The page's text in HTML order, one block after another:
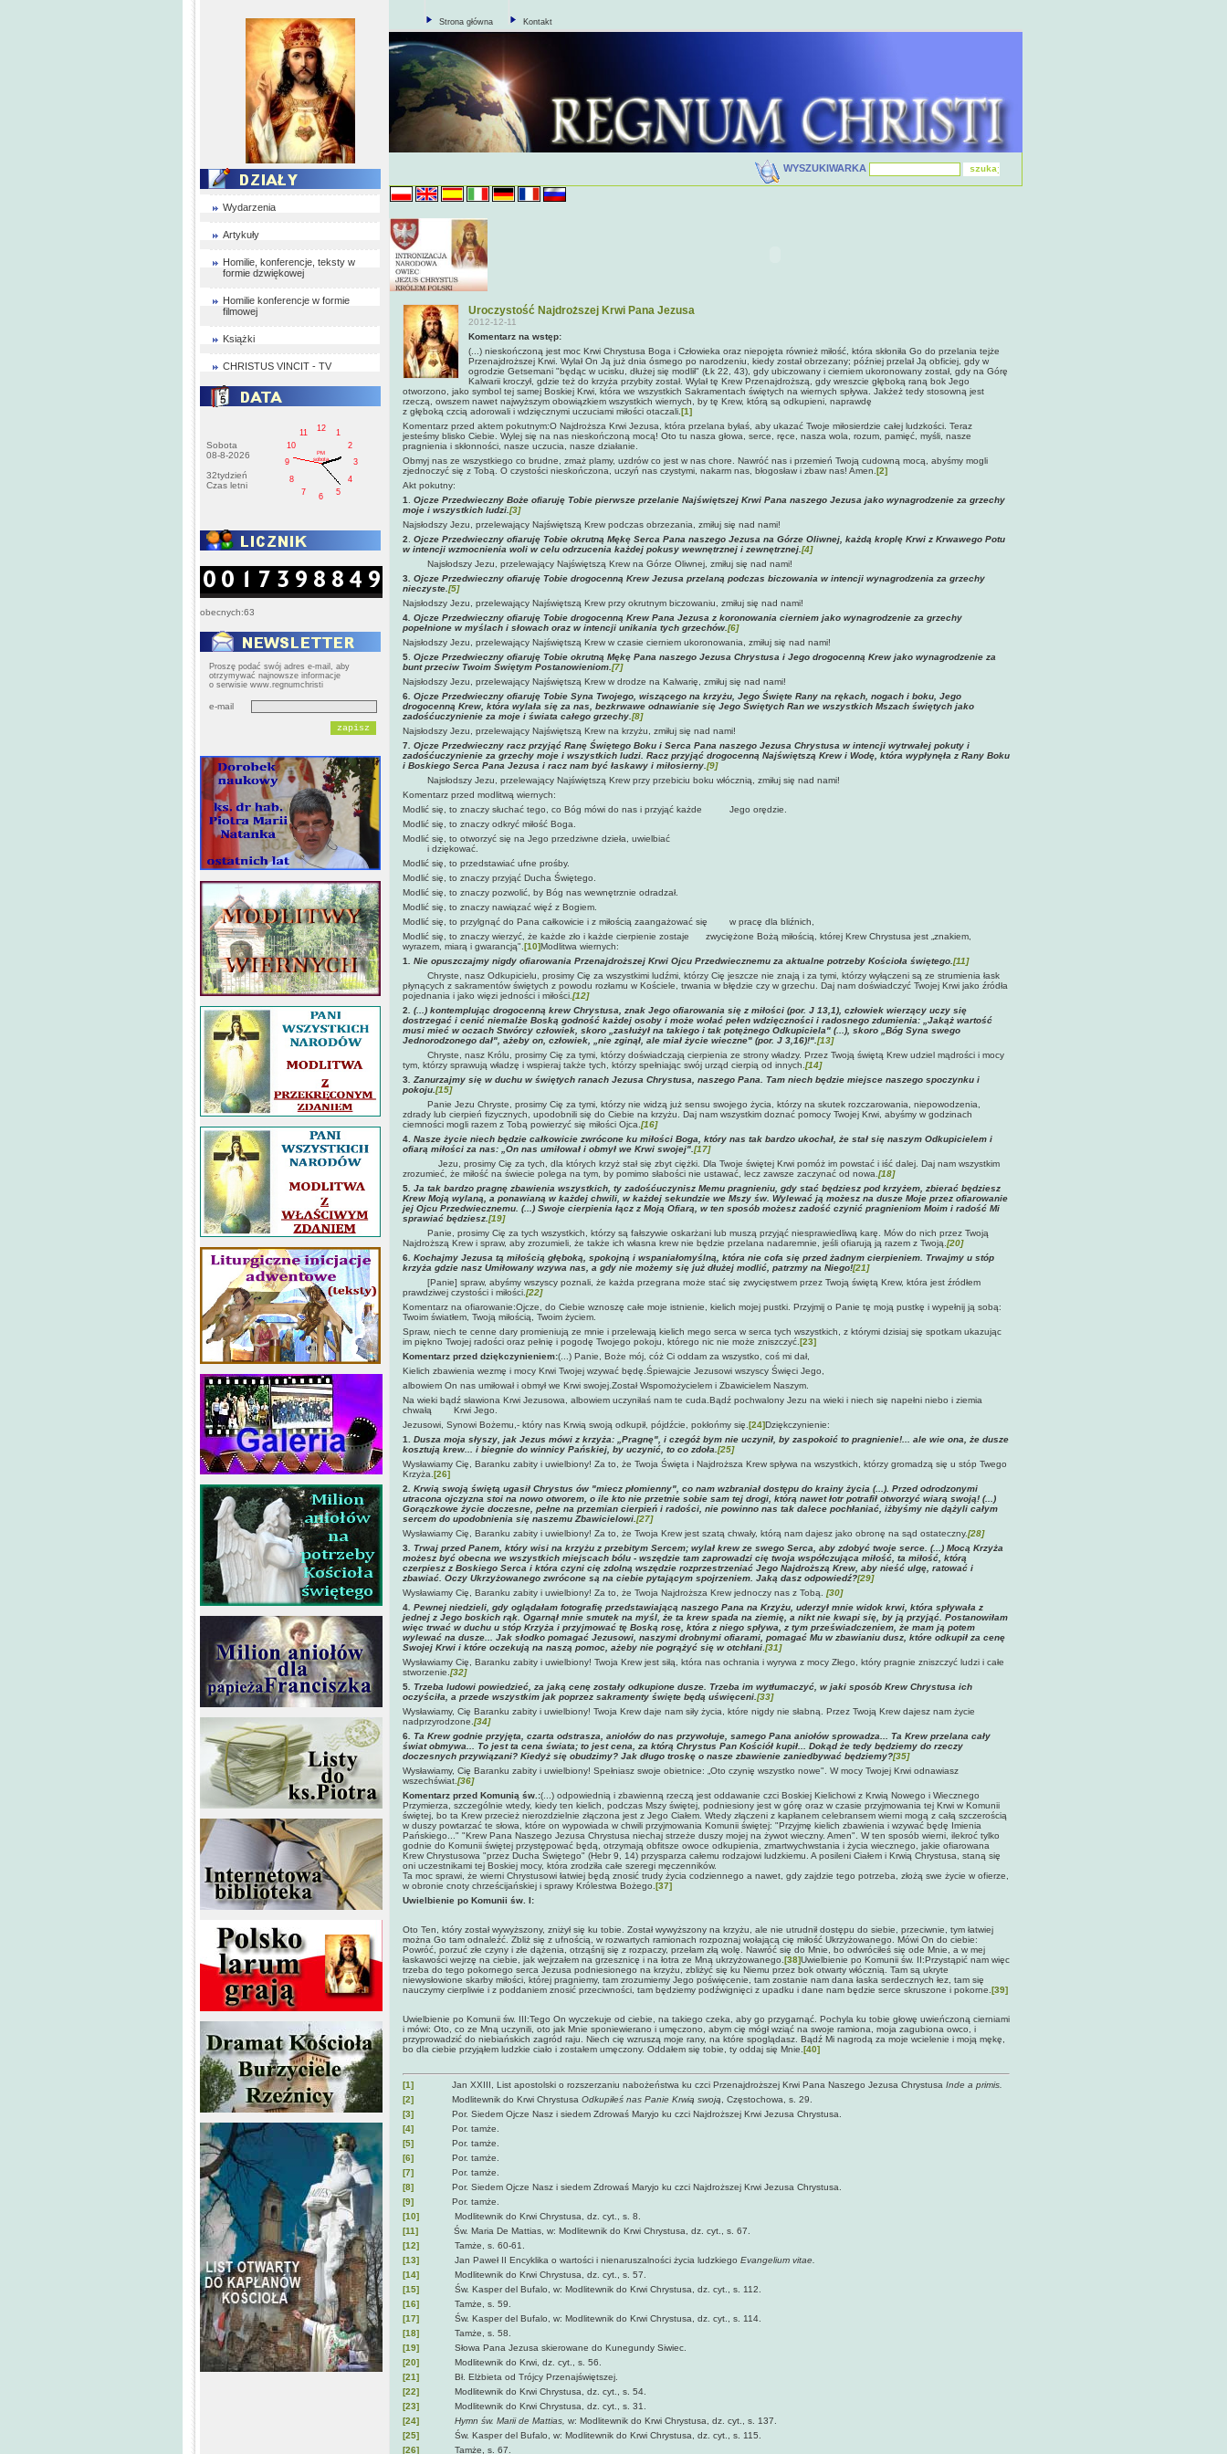
Wydarzenia
Artykuły
Homilie, konferencje, teksty w
formie dzwiękowej
Homilie konferencje w formie
filmowej
Książki
CHRISTUS VINCIT - TV
Sobota
08-8-2026
32tydzień
Czas letni
1
2
3
4
5
6
7
8
9
10
11
12
PM
sobota
obecnych:63
Proszę podać swój adres e-mail, aby
otrzymywać najnowsze informacje
o serwisie www.regnumchristi
e-mail
Strona główna Kontakt
WYSZUKIWARKA
Uroczystość Najdroższej Krwi Pana Jezusa
2012-12-11
Komentarz na wstęp:
(...) nieskończoną jest moc Krwi Chrystusa Boga i Człowieka oraz niepojęta również miłość, która skłoniła Go do przelania tejże
Przenajdroższej Krwi. Wylał On Ją już dnia ósmego po narodzeniu, kiedy został obrzezany; później przelał Ją obficiej, gdy w
ogrodzie Getsemani "będąc w ucisku, dłużej się modlił" (Łk 22, 43), gdy ubiczowany i cierniem ukoronowany został, gdy na Górę
Kalwarii kroczył, gdzie też do krzyża przybity został. Wylał tę Krew Przenajdroższą, gdy wreszcie głęboką raną bok Jego
otworzono, jako symbol tej samej Boskiej Krwi, która we wszystkich Sakramentach świętych na wiernych spływa. Jakżeż tedy stosowną jest
rzeczą, owszem nawet najwyższym obowiązkiem wszystkich wiernych, by tę Krew, którą są odkupieni, naprawdę
z głęboką czcią adorowali i wdzięcznymi uczuciami miłości otaczali. [1]
Komentarz przed aktem pokutnym:O Najdroższa Krwi Jezusa, która przelana byłaś, aby ukazać Twoje miłosierdzie całej ludzkości. Teraz
jesteśmy blisko Ciebie. Wylej się na nas nieskończoną mocą! Oto tu nasza głowa, serce, ręce, nasza wola, rozum, pamięć, myśli, nasze
pragnienia i skłonności, nasze uczucia, nasze działanie.
Obmyj nas ze wszystkiego co brudne, zmaż plamy, uzdrów co jest w nas chore. Nawróć nas i przemień Twoją cudowną mocą, abyśmy mogli
zjednoczyć się z Tobą. O czystości nieskończona, uczyń nas czystymi, nakarm nas, błogosław i zbaw nas! Amen. [2]
Akt pokutny:
1
Ojcze Przedwieczny Boże ofiaruję Tobie pierwsze przelanie Najświętszej Krwi Pana naszego Jezusa jako wynagrodzenie za grzechy
moje i wszystkich ludzi. [3]
Najsłodszy Jezu, przelewający Najświętszą Krew podczas obrzezania, zmiłuj się nad nami!
2
Ojcze Przedwieczny ofiaruję Tobie okrutną Mękę Serca Pana naszego Jezusa na Górze Oliwnej, każdą kroplę Krwi z Krwawego Potu
w intencji wzmocnienia woli w celu odrzucenia każdej pokusy wewnętrznej i zewnętrznej. [4]
Najsłodszy Jezu, przelewający Najświętszą Krew na Górze Oliwnej, zmiłuj się nad nami!
3 . Ojcze Przedwieczny ofiaruję Tobie drogocenną Krew Jezusa przelaną podczas biczowania w intencji wynagrodzenia za grzechy
nieczyste. [5]
Najsłodszy Jezu, przelewający Najświętszą Krew przy okrutnym biczowaniu, zmiłuj się nad nami!
4 . Ojcze Przedwieczny ofiaruję Tobie drogocenną Krew Pana Jezusa z koronowania cierniem jako wynagrodzenie za grzechy
popełnione w myślach i słowach oraz w intencji unikania tych grzechów. [6]
Najsłodszy Jezu, przelewający Najświętszą Krew w czasie cierniem ukoronowania, zmiłuj się nad nami!
5 Ojcze Przedwieczny ofiaruję Tobie okrutną Mękę Pana naszego Jezusa Chrystusa i Jego drogocenną Krew jako wynagrodzenie za
bunt przeciw Twoim Świętym Postanowieniom. [7]
Najsłodszy Jezu, przelewający Najświętszą Krew w drodze na Kalwarię, zmiłuj się nad nami!
6 . Ojcze Przedwieczny ofiaruję Tobie Syna Twojego, wiszącego na krzyżu, Jego Święte Rany na rękach, nogach i boku, Jego
drogocenną Krew, która wylała się za nas, bezkrwawe odnawianie się Jego Świętych Ran we wszystkich Mszach świętych jako
zadośćuczynienie za moje i świata całego grzechy. [8]
Najsłodszy Jezu, przelewający Najświętszą Krew na krzyżu, zmiłuj się nad nami!
7 . Ojcze Przedwieczny racz przyjąć Ranę Świętego Boku i Serca Pana naszego Jezusa Chrystusa w intencji wytrwałej pokuty i
zadośćuczynienie za grzechy moje i wszystkich ludzi. Racz przyjąć drogocenną Najświętszą Krew i Wodę, która wypłynęła z Rany Boku
i Boskiego Serca Pana Jezusa i racz nam być łaskawy i miłosierny. [9]
Najsłodszy Jezu, przelewający Najświętszą Krew przy przebiciu boku włócznią, zmiłuj się nad nami!
Komentarz przed modlitwą wiernych:
Modlić się, to znaczy słuchać tego, co Bóg mówi do nas i przyjąć każde Jego orędzie.
Modlić się, to znaczy odkryć miłość Boga.
Modlić się, to otworzyć się na Jego przedziwne dzieła, uwielbiać
i dziękować.
Modlić się, to przedstawiać ufne prośby.
Modlić się, to znaczy przyjąć Ducha Świętego.
Modlić się, to znaczy pozwolić, by Bóg nas wewnętrznie odradzał.
Modlić się, to znaczy nawiązać więź z Bogiem.
Modlić się, to przylgnąć do Pana całkowicie i z miłością zaangażować się w pracę dla bliźnich,
Modlić się, to znaczy wierzyć, że każde zło i każde cierpienie zostaje zwyciężone Bożą miłością, której Krew Chrystusa jest „znakiem,
wyrazem, miarą i gwarancją". [10]Modlitwa wiernych:
1
. Nie opuszczajmy nigdy ofiarowania Przenajdroższej Krwi Ojcu Przedwiecznemu za aktualne potrzeby Kościoła świętego. [11]
Chryste, nasz Odkupicielu, prosimy Cię za wszystkimi ludźmi, którzy Cię jeszcze nie znają i za tymi, którzy wyłączeni są ze strumienia łask
płynących z sakramentów świętych z powodu rozłamu w Kościele, trwania w błędzie czy w grzechu. Daj nam doświadczyć Twojej Krwi jako źródła
pojednania i jako więzi jedności i miłości. [12]
2 . (...) kontemplując drogocenną krew Chrystusa, znak Jego ofiarowania się z miłości (por. J 13,1), człowiek wierzący uczy się
dostrzegać i cenić niemalże Boską godność każdej osoby i może wołać pełen wdzięczności i radosnego zdumienia: „Jakąż wartość
musi mieć w oczach Stwórcy człowiek, skoro „zasłużył na takiego i tak potężnego Odkupiciela" (...), skoro „Bóg Syna swego
Jednorodzonego dał", ażeby on, człowiek, „nie zginął, ale miał życie wieczne" (por. J 3,16)!". [13]
Chryste, nasz Królu, prosimy Cię za tymi, którzy doświadczają cierpienia ze strony władzy. Przez Twoją świętą Krew udziel mądrości i mocy
tym, którzy sprawują władzę i wspieraj także tych, którzy spełniając swój urząd cierpią od innych. [14]
3 . Zanurzajmy się w duchu w świętych ranach Jezusa Chrystusa, naszego Pana. Tam niech będzie miejsce naszego spoczynku i
pokoju. [15]
Panie Jezu Chryste, prosimy Cię za tymi, którzy nie widzą już sensu swojego życia, którzy na skutek rozczarowania, niepowodzenia,
zdrady lub cierpień fizycznych, upodobnili się do Ciebie na krzyżu. Daj nam wszystkim doznać pomocy Twojej Krwi, abyśmy w godzinach
ciemności mogli razem z Tobą powierzyć się miłości Ojca. [16]
4. Nasze życie niech będzie całkowicie zwrócone ku miłości Boga, który nas tak bardzo ukochał, że stał się naszym Odkupicielem i
ofiarą miłości za nas: „On nas umiłował i obmył we Krwi swojej". [17]
Jezu, prosimy Cię za tych, dla których krzyż stał się zbyt ciężki. Dla Twoje świętej Krwi pomóż im powstać i iść dalej. Daj nam wszystkim
zrozumieć, że miłość na świecie polega na tym, by pomimo słabości nie ustawać, lecz zawsze zaczynać od nowa. [18]
5 . Ja tak bardzo pragnę zbawienia wszystkich, ty zadośćuczynisz Memu pragnieniu, gdy stać będziesz pod krzyżem, zbierać będziesz
Krew Moją wylaną, a ponawianą w każdej chwili, w każdej sekundzie we Mszy św. Wylewać ją możesz na dusze Moje przez ofiarowanie
jej Ojcu Przedwiecznemu. (...) Swoje cierpienia łącz z Moją Ofiarą, w ten sposób możesz zadość czynić pragnieniom Moim i radość Mi
sprawiać będziesz. [19]
Panie, prosimy Cię za tych wszystkich, którzy są fałszywie oskarżani lub muszą przyjąć niesprawiedliwą karę. Mów do nich przez Twoją
Najdroższą Krew i spraw, aby zrozumieli, że także ich własna krew nie będzie przelana nadaremnie, jeśli ofiarują ją razem z Twoją. [20]
6
Kochajmy Jezusa tą miłością głęboką, spokojną i wspaniałomyślną, która nie cofa się przed żadnym cierpieniem. Trwajmy u stóp
krzyża gdzie nasz Umiłowany wzywa nas, a gdy nie możemy się już dłużej modlić, patrzmy na Niego![21]
[Panie] spraw, abyśmy wszyscy poznali, że każda przegrana może stać się zwycięstwem przez Twoją świętą Krew, która jest źródłem
prawdziwej czystości i miłości. [22]
Komentarz na ofiarowanie:Ojcze, do Ciebie wznoszę całe moje istnienie, kielich mojej pustki. Przyjmij o Panie tę moją pustkę i wypełnij ją sobą:
Twoim światłem, Twoją miłością, Twoim życiem.
Spraw, niech te cenne dary promieniują ze mnie i przelewają kielich mego serca w serca tych wszystkich, z którymi dzisiaj się spotkam ukazując
im piękno Twojej radości oraz pełnię i pogodę Twojego pokoju, którego nic nie może zniszczyć. [23]
Komentarz przed dziękczynieniem:(...) Panie, Boże mój, cóż Ci oddam za wszystko, coś mi dał,
Kielich zbawienia wezmę i mocy Krwi Twojej wzywać będę.Śpiewajcie Jezusowi wszyscy Święci Jego,
albowiem On nas umiłował i obmył we Krwi swojej.Został Wspomożycielem i Zbawicielem Naszym.
Na wieki bądź sławiona Krwi Jezusowa, albowiem uczyniłaś nam te cuda.Bądź pochwalony Jezu na wieki i niech się napełni niebo i ziemia
chwałą Krwi Jego.
Jezusowi, Synowi Bożemu,- który nas Krwią swoją odkupił, pójdźcie, pokłońmy się. [24]Dziękczynienie:
1. Dusza moja słyszy, jak Jezus mówi z krzyża: „Pragnę", i czegóż bym nie uczynił, by zaspokoić to pragnienie!... ale wie ona, że dusze
kosztują krew... i biegnie do winnicy Pańskiej, by uczynić, to co zdoła. [25]
Wysławiamy Cię, Baranku zabity i uwielbiony! Za to, że Twoja Święta i Najdroższa Krew spływa na wszystkich, którzy gromadzą się u stóp Twego
Krzyża. [26]
2
Krwią swoją świętą ugasił Chrystus ów "miecz płomienny", co nam wzbraniał dostępu do krainy życia (...). Przed odrodzonymi
utracona ojczyzna stoi na nowo otworem, o ile kto nie przetnie sobie sam tej drogi, którą nawet łotr potrafił otworzyć wiarą swoją! (...)
Gorączkowe życie doczesne, pełne na przemian cierpień i radości, nie powinno nas tak dalece pochłaniać, iżbyśmy nie dążyli całym
sercem do upodobnienia się naszemu Zbawicielowi [27]
Wysławiamy Cię, Baranku zabity i uwielbiony! Za to, że Twoja Krew jest szatą chwały, którą nam dajesz jako obronę na sąd ostateczny.[28]
3
Trwaj przed Panem, który wisi na krzyżu z przebitym Sercem; wylał krew ze swego Serca, aby zdobyć twoje serce. (...) Mocą Krzyża
możesz być obecna we wszystkich miejscach bólu - wszędzie tam zaprowadzi cię twoja współczująca miłość, ta miłość, którą
czerpiesz z Boskiego Serca i która czyni cię zdolną wszędzie rozprzestrzeniać Jego Najdroższą Krew, aby nieść ulgę, ratować i
zbawiać. Oczy Ukrzyżowanego zwrócone są na ciebie pytającym spojrzeniem. Jaką dasz odpowiedź?[29]
Wysławiamy Cię, Baranku zabity i uwielbiony! Za to, że Twoja Najdroższa Krew jednoczy nas z Tobą.
[30]
4 Pewnej niedzieli, gdy oglądałam fotografię przedstawiającą naszego Pana na Krzyżu, uderzył mnie widok krwi, która spływała z
jednej z Jego boskich rąk. Ogarnął mnie smutek na myśl, że ta krew spada na ziemię, a nikt nie kwapi się, by ją przyjąć. Postanowiłam
więc trwać w duchu u stóp Krzyża i przyjmować tę Boską rosę, która z niego spływa, z tym przeświadczeniem, że mam ją potem
wylewać na dusze... Jak słodko pomagać Jezusowi, naszymi drobnymi ofiarami, pomagać Mu w zbawianiu dusz, które odkupił za cenę
Swojej Krwi i które oczekują na naszą pomoc, ażeby nie pogrążyć się w otchłani [31]
Wysławiamy Cię, Baranku zabity i uwielbiony! Twoja Krew jest siłą, która nas ochrania i wyrywa z mocy Złego, który pragnie zniszczyć ludzi i całe
stworzenie. [32]
5 . Trzeba ludowi powiedzieć, za jaką cenę zostały odkupione dusze. Trzeba im wytłumaczyć, w jaki sposób Krew Chrystusa ich
oczyściła, a przede wszystkim jak poprzez sakramenty święte będą uświęceni. [33]
Wysławiamy, Cię Baranku zabity i uwielbiony! Twoja Krew daje nam siły życia, które nigdy nie słabną. Przez Twoją Krew dajesz nam życie
nadprzyrodzone. [34]
6
Ta Krew godnie przyjęta, czarta odstrasza, aniołów do nas przywołuje, samego Pana aniołów sprowadza... Ta Krew przelana cały
świat obmywa... To jest ta cena świata; to jest cena, za którą Chrystus Pan Kościół kupił... Dokąd że tedy będziemy do rzeczy
doczesnych przywiązani? Kiedyż się obudzimy? Jak długo troskę o nasze zbawienie zaniedbywać będziemy?[35]
Wysławiamy, Cię Baranku zabity i uwielbiony! Spełniasz swoje obietnice: „Oto czynię wszystko nowe". W mocy Twojej Krwi odnawiasz
wszechświat. [36]
Komentarz przed Komunią św.:(...) odpowiednią i zbawienną rzeczą jest oddawanie czci Boskiej Kielichowi z Krwią Nowego i Wiecznego
Przymierza, szczególnie wtedy, kiedy ten kielich, podczas Mszy świętej, podniesiony jest w górę oraz w czasie przyjmowania tej Krwi w Komunii
świętej, bo ta Krew przecież nierozdzielnie złączona jest z Jego Ciałem. Wtedy złączeni z kapłanem celebransem wierni mogą z całą szczerością
w duszy powtarzać te słowa, które on wypowiada w chwili przyjmowania Komunii świętej: "Przyjmę kielich zbawienia i wzywać będę Imienia
Pańskiego..." "Krew Pana Naszego Jezusa Chrystusa niechaj strzeże duszy mojej na żywot wieczny. Amen". W ten sposób wierni, ilekroć tylko
godnie do Komunii świętej przystępować będą, otrzymają obfitsze owoce odkupienia, zmartwychwstania i życia wiecznego, jakie ofiarowana
Krew Chrystusowa "przez Ducha Świętego" (Hebr 9, 14) przysparza całemu rodzajowi ludzkiemu. A posileni Ciałem i Krwią Chrystusa, staną się
oni uczestnikami tej Boskiej mocy, która zrodziła całe szeregi męczenników.
Ta moc sprawi, że wierni Chrystusowi łatwiej będą znosić trudy życia codziennego a nawet, gdy zajdzie tego potrzeba, złożą swe życie w ofierze,
w obronie cnoty chrześcijańskiej i sprawy Królestwa Bożego. [37]
Uwielbienie po Komunii św. I:
Oto Ten, który został wywyższony, zniżył się ku tobie. Został wywyższony na krzyżu, ale nie utrudnił dostępu do siebie, przeciwnie, tym łatwiej
można Go tam odnaleźć. Zbliż się z ufnością, w rozwartych ramionach rozpoznaj wołającą cię miłość Ukrzyżowanego. Mówi On do ciebie:
Powróć, porzuć złe czyny i złe dążenia, otrząśnij się z rozpaczy, przełam złą wolę. Nawróć się do Mnie, bo odwróciłeś się ode Mnie, a w mej
łaskawości wejrzę na ciebie, jak wejrzałem na grzesznicę i na łotra ze Mną ukrzyżowanego. [38]Uwielbienie po Komunii św. II:Przystąpić nam więc
trzeba do tego pokornego serca Jezusa podniesionego na krzyżu, zbliżyć się ku Niemu przez bok otwarty włócznią. Tam są ukryte
niewysłowione skarby miłości, której pragniemy, tam zrozumiemy Jego poświęcenie, tam zostanie nam dana łaska serdecznych łez, tam się
nauczymy cierpliwie i z poddaniem znosić przeciwności, tam będziemy podźwignięci z upadku i dane nam będzie serce skruszone i pokorne. [39]
Uwielbienie po Komunii św. III:Tego On wyczekuje od ciebie, na takiego czeka, aby go przygarnąć. Pochyla ku tobie głowę uwieńczoną cierniami
i mówi: Oto, co ze Mną uczynili, oto jak Mnie sponiewierano i umęczono, abym cię mógł wziąć na swoje ramiona, moja zagubiona owco, i
przyprowadzić do niebiańskich zagród raju. Niech cię wzruszą moje rany, na które spoglądasz. Bądź Mi nagrodą za moje wcielenie i moją mękę,
bo dla ciebie przyjąłem ludzkie ciało i zostałem umęczony. Oddałem się tobie, ty oddaj się Mnie. [40]
[1] Jan XXIII, List apostolski o rozszerzaniu nabożeństwa ku czci Przenajdroższej Krwi Pana Naszego Jezusa Chrystusa Inde a primis.
[2] Modlitewnik do Krwi Chrystusa Odkupiłeś nas Panie Krwią swoją , Częstochowa, s. 29.
[3] Por. Siedem Ojcze Nasz i siedem Zdrowaś Maryjo ku czci Najdroższej Krwi Jezusa Chrystusa.
[4] Por. tamże.
[5] Por. tamże.
[6] Por. tamże.
[7] Por. tamże.
[8] Por. Siedem Ojcze Nasz i siedem Zdrowaś Maryjo ku czci Najdroższej Krwi Jezusa Chrystusa.
[9] Por. tamże.
[10] Modlitewnik do Krwi Chrystusa, dz. cyt., s. 8.
[11] Św. Maria De Mattias, w: Modlitewnik do Krwi Chrystusa, dz. cyt., s. 67.
[12] Tamże, s. 60-61.
[13] Jan Paweł II Encyklika o wartości i nienaruszalności życia ludzkiego Evangelium vitae.
[14] Modlitewnik do Krwi Chrystusa, dz. cyt., s. 57.
[15] Św. Kasper del Bufalo, w: Modlitewnik do Krwi Chrystusa, dz. cyt., s. 112.
[16] Tamże, s. 59.
[17] Św. Kasper del Bufalo, w: Modlitewnik do Krwi Chrystusa, dz. cyt., s. 114.
[18] Tamże, s. 58.
[19] Słowa Pana Jezusa skierowane do Kunegundy Siwiec.
[20] Modlitewnik do Krwi, dz. cyt., s. 56.
[21] Bł. Elżbieta od Trójcy Przenajświętszej.
[22] Modlitewnik do Krwi Chrystusa, dz. cyt., s. 54.
[23] Modlitewnik do Krwi Chrystusa, dz. cyt., s. 31.
[24] Hymn św. Marii de Mattias, w: Modlitewnik do Krwi Chrystusa, dz. cyt., s. 137.
[25] Św. Kasper del Bufalo, w: Modlitewnik do Krwi Chrystusa, dz. cyt., s. 115.
[26] Tamże, s. 67.